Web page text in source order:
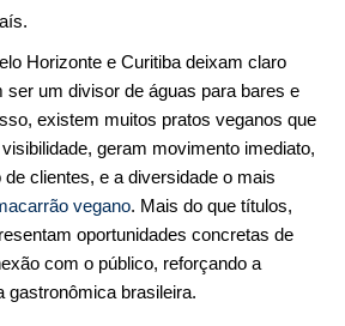
Horizonte e Curitiba deixam claro
ser um divisor de águas para bares e
existem muitos pratos veganos que
geram movimento imediato,
clientes, e a diversidade o mais
vegano. Mais do que títulos,
oportunidades concretas de
com o público, reforçando a
gastronômica brasileira.